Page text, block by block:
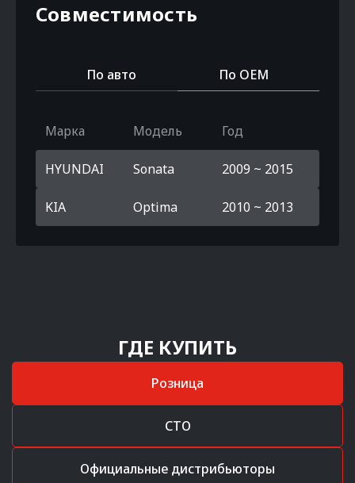
Совместимость
По авто По OEM
Марка Модель Год
HYUNDAI Sonata 2009 ~ 2015
KIA Optima 2010 ~ 2013
ГДЕ КУПИТЬ
Розница
СТО
Официальные дистрибьюторы